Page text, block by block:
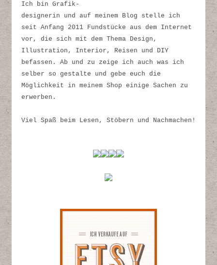
Ich bin Grafik-
designerin und auf meinem Blog stelle ich
seit Anfang 2011 Fundstücke aus dem Internet
vor, die sich mit dem Thema Design,
Illustration, Interior, Reisen und DIY
befassen. Ab und zu zeige ich auch was ich
selber so gestalte und gebe euch die
Möglichkeit in meinem Shop einige Sachen zu
erwerben.
Viel Spaß beim Lesen, Stöbern und Nachmachen!